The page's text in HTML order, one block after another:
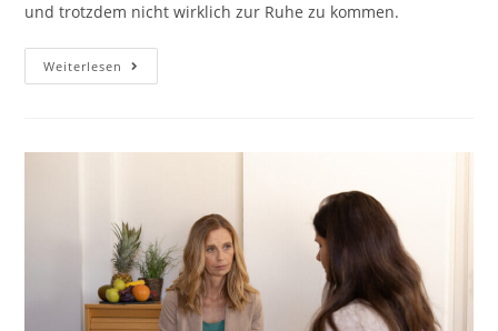
und trotzdem nicht wirklich zur Ruhe zu kommen.
Weiterlesen Schlafstörungen
In
Hilfe